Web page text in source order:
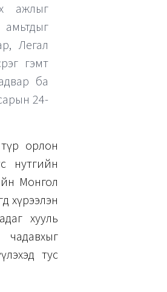
ажлыг
Легал
гэмт
ба
24-
орлон
нутгийн
Монгол
хүрээлэн
хууль
тус